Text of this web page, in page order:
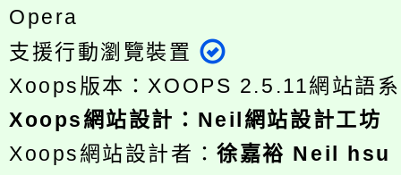
Opera
支援行動瀏覽裝置
Xoops版本：XOOPS 2.5.11網站語
Xoops網站設計 ： Neil網站設計工坊
Xoops網站設計者：徐嘉裕 Neil hsu